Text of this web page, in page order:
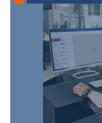
Debe
sobre la
de origen y